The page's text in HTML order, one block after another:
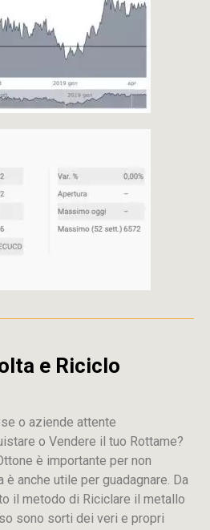
e Riciclo
o aziende attente
o Vendere il tuo Rottame?
è importante per non
è anche utile per guadagnare. Da
il metodo di Riciclare il metallo
sono sorti dei veri e propri